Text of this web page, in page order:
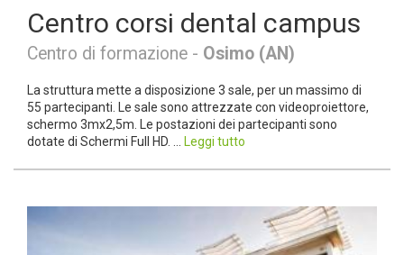
Centro corsi dental campus
Centro di formazione - Osimo (AN)
La struttura mette a disposizione 3 sale, per un massimo di
55 partecipanti. Le sale sono attrezzate con videoproiettore,
schermo 3mx2,5m. Le postazioni dei partecipanti sono
dotate di Schermi Full HD. ...
Leggi tutto